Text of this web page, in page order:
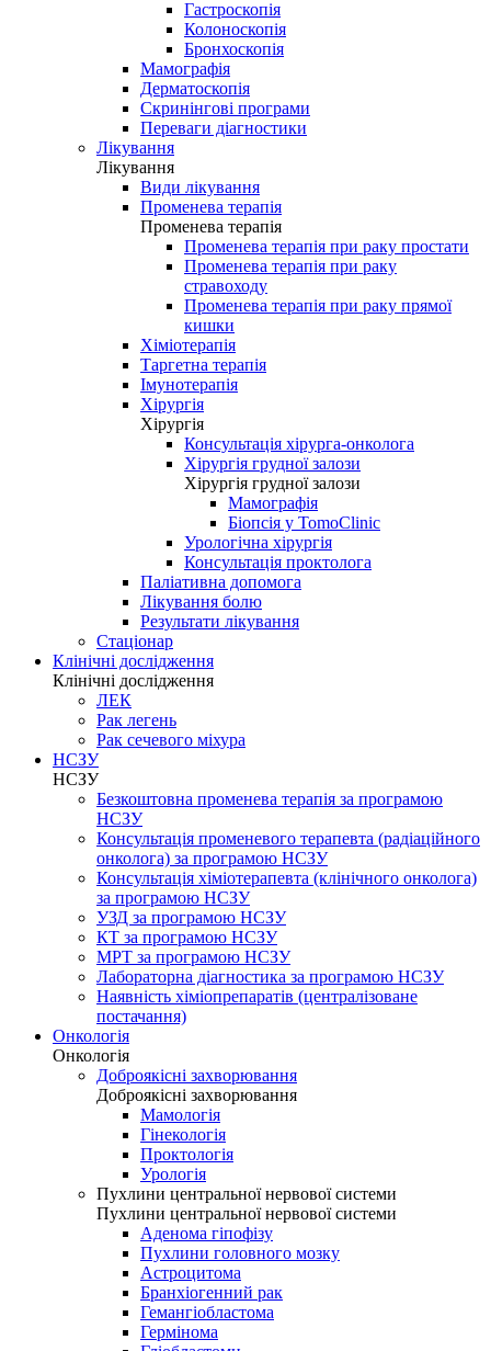
Гастроскопія
Колоноскопія
Бронхоскопія
Мамографія
Дерматоскопія
Скринінгові програми
Переваги діагностики
Лікування
Лікування
Види лікування
Променева терапія
Променева терапія
Променева терапія при раку простати
Променева терапія при раку
стравоходу
Променева терапія при раку прямої
кишки
Хіміотерапія
Таргетна терапія
Імунотерапія
Хірургія
Хірургія
Консультація хірурга-онколога
Хірургія грудної залози
Хірургія грудної залози
Мамографія
Біопсія у TomoClinic
Урологічна хірургія
Консультація проктолога
Паліативна допомога
Лікування болю
Результати лікування
Стаціонар
Клінічні дослідження
Клінічні дослідження
ЛЕК
Рак легень
Рак сечевого міхура
НСЗУ
НСЗУ
Безкоштовна променева терапія за програмою
НСЗУ
Консультація променевого терапевта (радіаційного
онколога) за програмою НСЗУ
Консультація хіміотерапевта (клінічного онколога)
за програмою НСЗУ
УЗД за програмою НСЗУ
КТ за програмою НСЗУ
МРТ за програмою НСЗУ
Лабораторна діагностика за програмою НСЗУ
Наявність хіміопрепаратів (централізоване
постачання)
Онкологія
Онкологія
Доброякісні захворювання
Доброякісні захворювання
Мамологія
Гінекологія
Проктологія
Урологія
Пухлини центральної нервової системи
Пухлини центральної нервової системи
Аденома гіпофізу
Пухлини головного мозку
Астроцитома
Бранхіогенний рак
Гемангіобластома
Гермінома